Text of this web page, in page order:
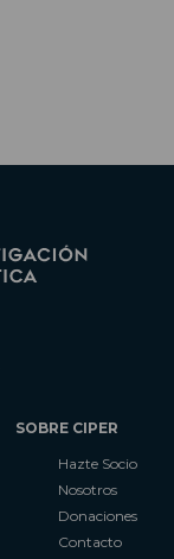
SOBRE CIPER
Hazte Socio
Nosotros
Donaciones
Contacto